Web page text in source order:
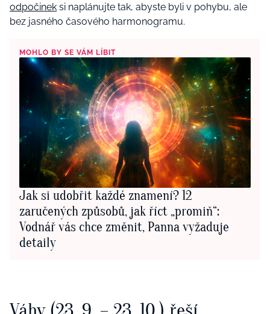
odpočinek si naplánujte tak, abyste byli v pohybu, ale
bez jasného časového harmonogramu.
MOHLO BY SE VÁM LÍBIT
Jak si udobřit každé znamení? 12
zaručených způsobů, jak říct „promiň“:
Vodnář vás chce změnit, Panna vyžaduje
detaily